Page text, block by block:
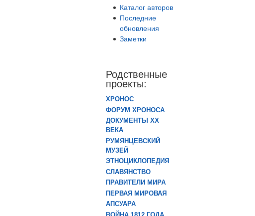
Каталог авторов
Последние
обновления
Заметки
Родственные
проекты:
ХРОНОС
ФОРУМ ХРОНОСА
ДОКУМЕНТЫ XX
ВЕКА
РУМЯНЦЕВСКИЙ
МУЗЕЙ
ЭТНОЦИКЛОПЕДИЯ
СЛАВЯНСТВО
ПРАВИТЕЛИ МИРА
ПЕРВАЯ МИРОВАЯ
АПСУАРА